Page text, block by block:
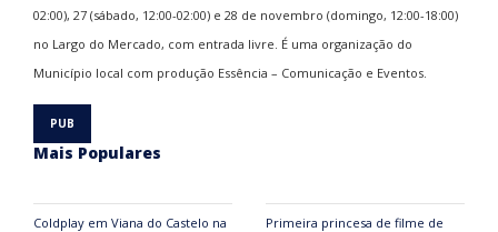
02:00), 27 (sábado, 12:00-02:00) e 28 de novembro (domingo, 12:00-18:00)
no Largo do Mercado, com entrada livre. É uma organização do
Município local com produção Essência – Comunicação e Eventos.
Mais Populares
Coldplay em Viana do Castelo na
Primeira princesa de filme de